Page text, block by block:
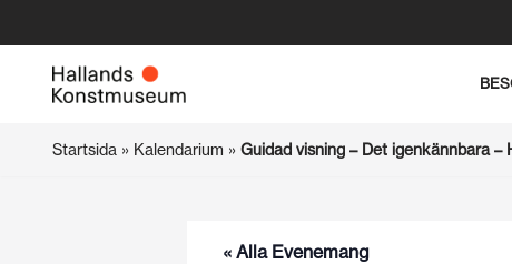
Hoppa
Startsida » Kalendarium » Guidad visning – Det igenkännbara –
« Alla Evenemang